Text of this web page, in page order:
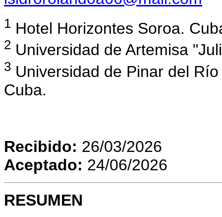
1 Hotel Horizontes Soroa.
2 Universidad de Artemisa
3 Universidad de Pinar del
Cuba.
Recibido: 26/03/2026
Aceptado: 24/06/2026
RESUMEN